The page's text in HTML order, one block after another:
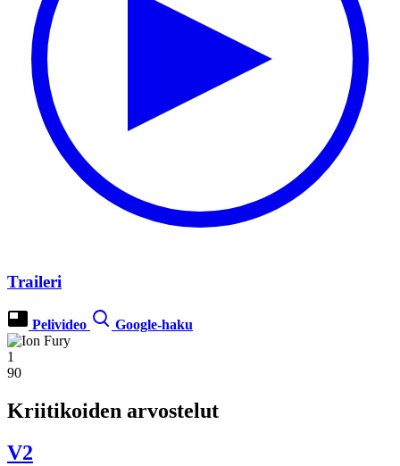
Traileri
Pelivideo Google-haku
1
90
Kriitikoiden arvostelut
V2